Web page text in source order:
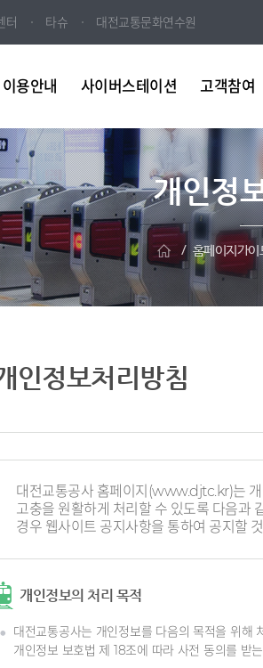
터 타슈 대전교통문화연수원
이용안내 사이버스테이션 고객참여
개인정
홈페이지가이
인정보처리방침
대전교통공사 홈페이지(www.djtc.kr)는 개
고충을 원활하게 처리할 수 있도록 다음과
경우 웹사이트 공지사항을 통하여 공지할
개인정보의 처리 목적
대전교통공사는 개인정보를 다음의 목적을 위해
개인정보 보호법 제 18조에 따라 사전 동의를 받